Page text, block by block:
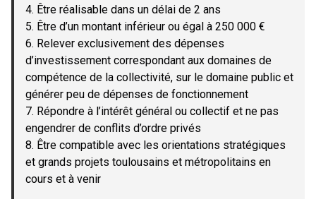
4. Être réalisable dans un délai de 2 ans
5. Être d’un montant inférieur ou égal à 250 000 €
6. Relever exclusivement des dépenses
d’investissement correspondant aux domaines de
compétence de la collectivité, sur le domaine public et
générer peu de dépenses de fonctionnement
7. Répondre à l’intérêt général ou collectif et ne pas
engendrer de conflits d’ordre privés
8. Être compatible avec les orientations stratégiques
et grands projets toulousains et métropolitains en
cours et à venir